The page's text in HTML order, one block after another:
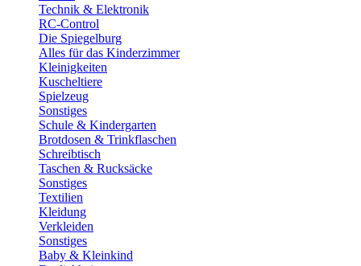
Technik & Elektronik
RC-Control
Die Spiegelburg
Alles für das Kinderzimmer
Kleinigkeiten
Kuscheltiere
Spielzeug
Sonstiges
Schule & Kindergarten
Brotdosen & Trinkflaschen
Schreibtisch
Taschen & Rucksäcke
Sonstiges
Textilien
Kleidung
Verkleiden
Sonstiges
Baby & Kleinkind